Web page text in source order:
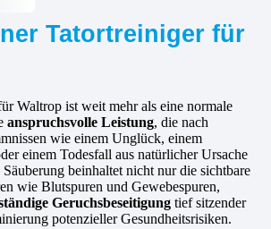
Tatortreiniger für
Waltrop ist weit mehr als eine normale
anspruchsvolle Leistung, die nach
wie einem Unglück, einem
einem Todesfall aus natürlicher Ursache
beinhaltet nicht nur die sichtbare
wie Blutspuren und Gewebespuren,
Geruchsbeseitigung tief sitzender
potenzieller Gesundheitsrisiken.